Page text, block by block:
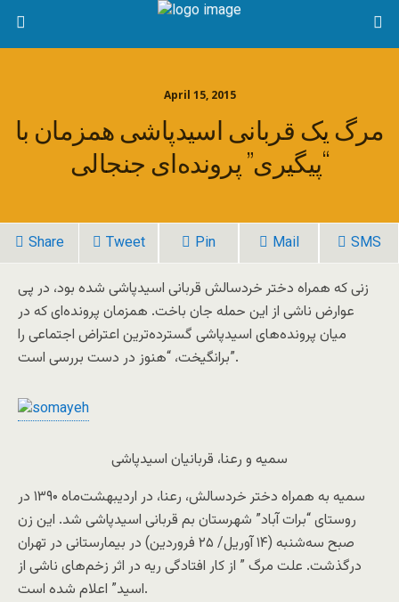
April 15, 2015
مرگ یک قربانی اسیدپاشی همزمان با
“پیگیری” پرونده‌ای جنجالی
Share Tweet Pin Mail SMS
زنی که همراه دختر خردسالش قربانی اسیدپاشی شده بود، در پی
عوارض ناشی از این حمله جان باخت. همزمان پرونده‌ای که در
میان پرونده‌های اسیدپاشی گسترده‌ترین اعتراض اجتماعی را
برانگیخت، “هنوز در دست بررسی است”.
سمیه و رعنا، قربانیان اسیدپاشی
سمیه به همراه دختر خردسالش، رعنا، در اردیبهشت‌ماه ۱۳۹۰ در
روستای “برات آباد” شهرستان بم قربانی اسیدپاشی شد. این زن
صبح سه‌شنبه (۱۴ آوریل/ ۲۵ فروردین) در بیمارستانی در تهران
درگذشت. علت مرگ ” از کار افتادگی ریه در اثر زخم‌های ناشی از
اسید” اعلام شده است.